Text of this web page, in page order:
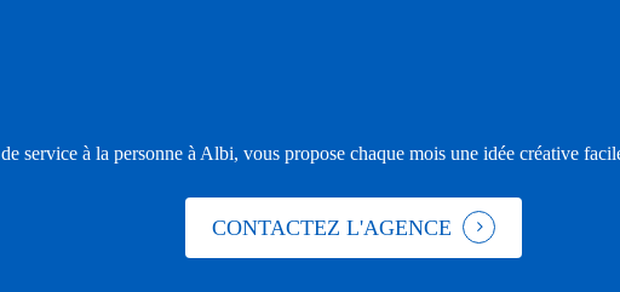
de service à la personne à Albi, vous propose chaque mois une idée créative
CONTACTEZ L'AGENCE